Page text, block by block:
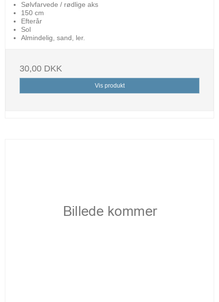
Sølvfarvede / rødlige aks
150 cm
Efterår
Sol
Almindelig, sand, ler.
30,00 DKK
Vis produkt